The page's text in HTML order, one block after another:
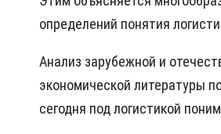
определений понятия
Анализ зарубежной и
экономической литературы
сегодня под логистикой